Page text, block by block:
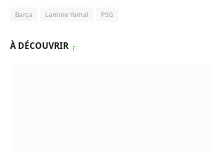
Barça Lamine Yamal PSG
À DÉCOUVRIR ┌